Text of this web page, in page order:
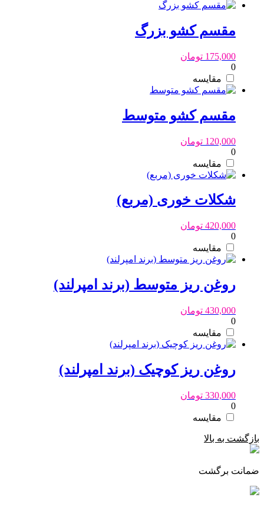
مقسم کشو بزرگ
175,000 تومان
0
مقایسه
مقسم کشو متوسط
120,000 تومان
0
مقایسه
شکلات خوری (مربع)
420,000 تومان
0
مقایسه
روغن ریز متوسط (برند امپرلند)
430,000 تومان
0
مقایسه
روغن ریز کوچیک (برند امپرلند)
330,000 تومان
0
مقایسه
بازگشت به بالا
ضمانت برگشت